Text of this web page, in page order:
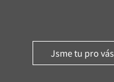
Jsme tu pro vás